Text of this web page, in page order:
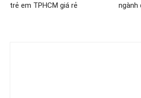
trẻ em TPHCM giá rẻ
ngành